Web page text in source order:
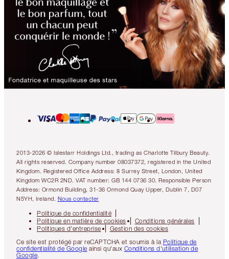
2013-2026 © Islestarr Holdings Ltd., trading as Charlotte Tilbury Beauty.
All rights reserved. Company number 08037372, registered in the United
Kingdom. Registered Office Address: 8 Surrey Street, London, United
Kingdom WC2R 2ND. VAT number: GB 144 0736 30. Responsible Person
Address: Ormond Building, 31-36 Ormond Quay Upper, Dublin 7, D07
N5YH, Ireland. Nous contacter
Politique de confidentialité
Politique en matière de cookies
Conditions générales
Politiques d’entreprise
Gestion des cookies
Ce site est protégé par reCAPTCHA et soumis à la Politique de
confidentialité de Google ainsi qu'aux Conditions d'utilisation de
Google.